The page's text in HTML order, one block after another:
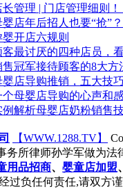
长管理 | 门店管理细则！
婴店年后招人也要“抢”
婴开店六规则
客最讨厌的四种店员，
售冠军接待顾客的8大方
婴店导购推销，五大技
个母婴店导购的心声和
例解析母婴店奶粉销售
【WWW.1288.TV】
务所律师孙学军做为法
用品招商、 婴童店加盟、
过负任何责任,请双方